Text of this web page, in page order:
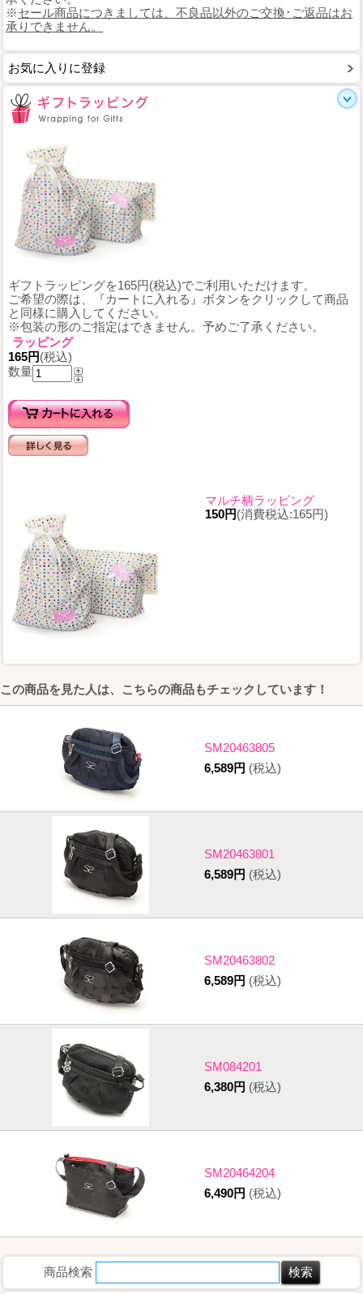
※セール商品につきましては、不良品以外のご交換･ご返品はお
承りできません。
お気に入りに登録
ギフトラッピングを165円(税込)でご利用いただけます。
ご希望の際は、『カートに入れる』ボタンをクリックして商品
と同様に購入してください。
※包装の形のご指定はできません。予めご了承ください。
ラッピング
165円(税込)
数量
マルチ柄ラッピング
150円(消費税込:165円)
この商品を見た人は、こちらの商品もチェックしています！
SM20463805
6,589円 (税込)
SM20463801
6,589円 (税込)
SM20463802
6,589円 (税込)
SM084201
6,380円 (税込)
SM20464204
6,490円 (税込)
商品検索